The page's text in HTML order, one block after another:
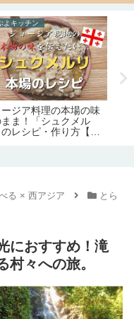
ふすたいる × 西アジア
年に大変化するジョー
国＆滞在制度をまと
みた件【旅行保険義務
る × 西アジア
とら
におすすめ！滝
村々への旅。